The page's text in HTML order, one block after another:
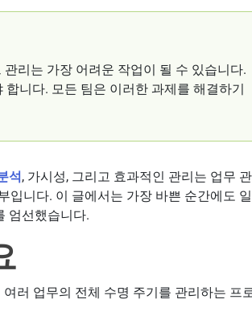
리는 가장 어려운 작업이 될 수 있습니다.
니다. 모든 팀은 이러한 과제를 해결하기
석, 가시성, 그리고 효과적인 관리는 업무
입니다. 이 글에서는 가장 바쁜 순간에도
엄선했습니다.
러 업무의 전체 수명 주기를 관리하는 프